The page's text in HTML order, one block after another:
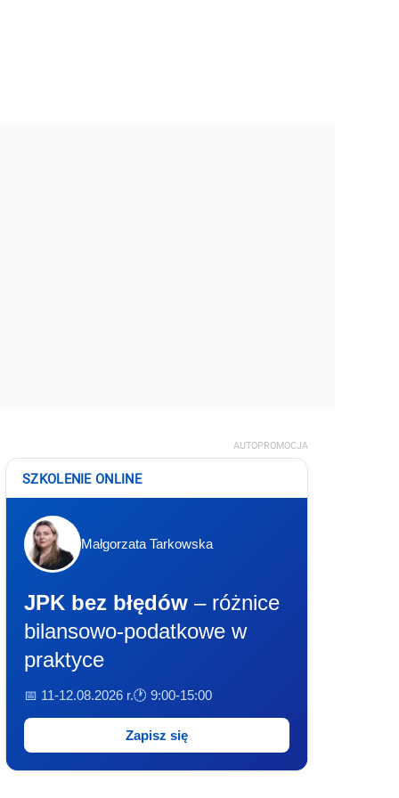
AUTOPROMOCJA
SZKOLENIE ONLINE
Małgorzata Tarkowska
JPK bez błędów – różnice
bilansowo-podatkowe w
praktyce
📅 11-12.08.2026 r.🕐 9:00-15:00
Zapisz się